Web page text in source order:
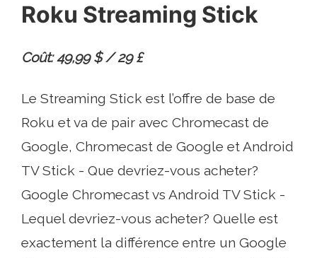
Roku Streaming Stick
Coût: 49,99 $ / 29 £
Le Streaming Stick est l’offre de base de
Roku et va de pair avec Chromecast de
Google, Chromecast de Google et Android
TV Stick - Que devriez-vous acheter?
Google Chromecast vs Android TV Stick -
Lequel devriez-vous acheter? Quelle est
exactement la différence entre un Google